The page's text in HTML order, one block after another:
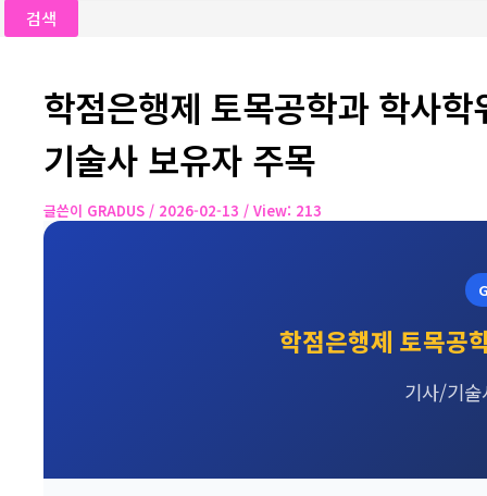
학점은행제 토목공학과 학사
기술사 보유자 주목
글쓴이 GRADUS / 2026-02-13 / View: 213
학점은행제 토목공
기사/기